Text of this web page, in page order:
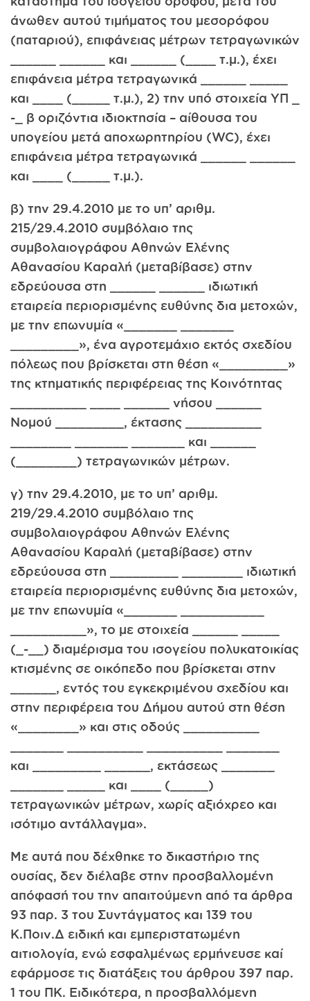
άνωθεν αυτού τιμήματος του μεσορόφου
(παταριού), επιφάνειας μέτρων τετραγωνικών
______ ______ και ______ (____ τ.μ.), έχει
επιφάνεια μέτρα τετραγωνικά ______ _____
και ____ (_____ τ.μ.), 2) την υπό στοιχεία ΥΠ _
-_ β οριζόντια ιδιοκτησία – αίθουσα του
υπογείου μετά αποχωρητηρίου (WC), έχει
επιφάνεια μέτρα τετραγωνικά ______ ______
και ____ (_____ τ.μ.).
β) την 29.4.2010 με το υπ’ αριθμ.
215/29.4.2010 συμβόλαιο της
συμβολαιογράφου Αθηνών Ελένης
Αθανασίου Καραλή (μεταβίβασε) στην
εδρεύουσα στη ______ ______ ιδιωτική
εταιρεία περιορισμένης ευθύνης δια μετοχών,
με την επωνυμία «_______ _______
_________», ένα αγροτεμάχιο εκτός σχεδίου
πόλεως που βρίσκεται στη θέση «_________»
της κτηματικής περιφέρειας της Κοινότητας
__________ ____ ______ νήσου ______
Νομού _________, έκτασης __________
________ _______ _______ και ______
(________) τετραγωνικών μέτρων.
γ) την 29.4.2010, με το υπ’ αριθμ.
219/29.4.2010 συμβόλαιο της
συμβολαιογράφου Αθηνών Ελένης
Αθανασίου Καραλή (μεταβίβασε) στην
εδρεύουσα στη _________ ________ ιδιωτική
εταιρεία περιορισμένης ευθύνης δια μετοχών,
με την επωνυμία «_______ ___________
__________», το με στοιχεία ______ _____
(_-__) διαμέρισμα του ισογείου πολυκατοικίας
κτισμένης σε οικόπεδο που βρίσκεται στην
______, εντός του εγκεκριμένου σχεδίου και
στην περιφέρεια του Δήμου αυτού στη θέση
«________» και στις οδούς __________
και _________ ______, εκτάσεως _______
_______ _____ και ____ (_____)
τετραγωνικών μέτρων, χωρίς αξιόχρεο και
ισότιμο αντάλλαγμα».
Με αυτά που δέχθηκε το δικαστήριο της
ουσίας, δεν διέλαβε στην προσβαλλομένη
απόφασή του την απαιτούμενη από τα άρθρα
93 παρ. 3 του Συντάγματος και 139 του
Κ.Ποιν.Δ ειδική και εμπεριστατωμένη
αιτιολογία, ενώ εσφαλμένως ερμήνευσε καί
εφάρμοσε τις διατάξεις του άρθρου 397 παρ.
1 του ΠΚ. Ειδικότερα, η προσβαλλόμενη